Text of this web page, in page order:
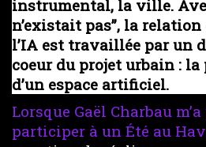
instrumental, la ville.
n’existait pas”, la
l’IA est travaillée par un
coeur du projet urbain :
d’un espace artificiel.
Lorsque Gaël Charbau
participer à un Été au